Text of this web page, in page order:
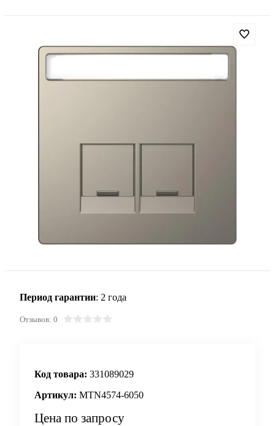
Период гарантии: 2 года
Отзывов: 0
Код товара: 331089029
Артикул: MTN4574-6050
Цена по запросу